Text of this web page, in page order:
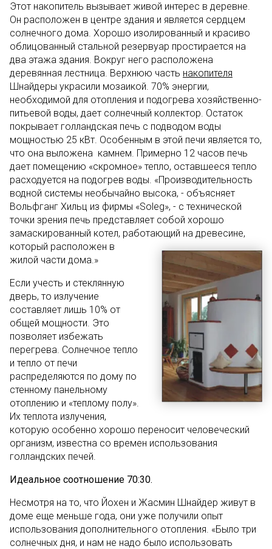
Этот накопитель вызывает живой интерес в деревне.
Он расположен в центре здания и является сердцем
солнечного дома. Хорошо изолированный и красиво
облицованный стальной резервуар простирается на
два этажа здания. Вокруг него расположена
деревянная лестница. Верхнюю часть накопителя
Шнайдеры украсили мозаикой. 70% энергии,
необходимой для отопления и подогрева хозяйственно-
питьевой воды, дает солнечный коллектор. Остаток
покрывает голландская печь с подводом воды
мощностью 25 кВт. Особенным в этой печи является то,
что она выложена камнем. Примерно 12 часов печь
дает помещению «скромное» тепло, оставшееся тепло
расходуется на подогрев воды. «Производительность
водной системы необычайно высока, - объясняет
Вольфганг Хильц из фирмы «Soleg», - с технической
точки зрения печь представляет собой хорошо
замаскированный котел, работающий на древесине,
который расположен в
жилой части дома.»
Если учесть и стеклянную
дверь, то излучение
составляет лишь 10% от
общей мощности. Это
позволяет избежать
перегрева. Солнечное тепло
и тепло от печи
распределяются по дому по
стенному панельному
отоплению и «теплому полу».
Их теплота излучения,
которую особенно хорошо переносит человеческий
организм, известна со времен использования
голландских печей.
Идеальное соотношение 70:30.
Несмотря на то, что Йохен и Жасмин Шнайдер живут в
доме еще меньше года, они уже получили опыт
использования дополнительного отопления. «Было три
солнечных дня, и нам не надо было использовать